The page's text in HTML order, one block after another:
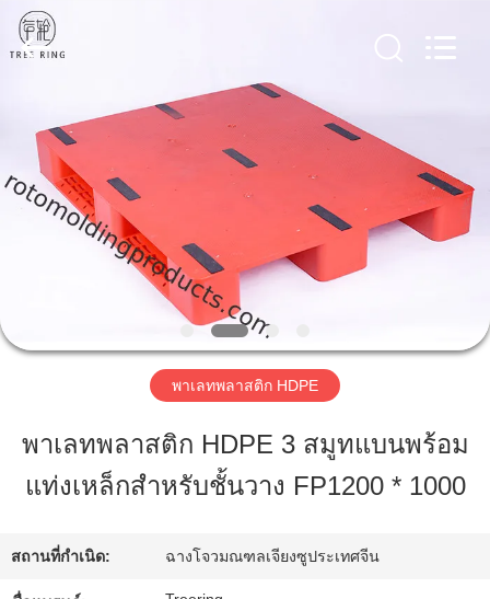
บ้าน
สินค้า
เรา
ทัวร์
Treering
Plastics
CO.,
ltd.
พาเลทพลาสติก HDPE
พาเลทพลาสติก HDPE 3 สมูทแบนพร้อม
แท่งเหล็กสำหรับชั้นวาง FP1200 * 1000
สถานที่กำเนิด: ฉางโจวมณฑลเจียงซูประเทศจีน